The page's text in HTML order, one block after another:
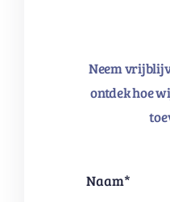
Neem
ontdek hoe